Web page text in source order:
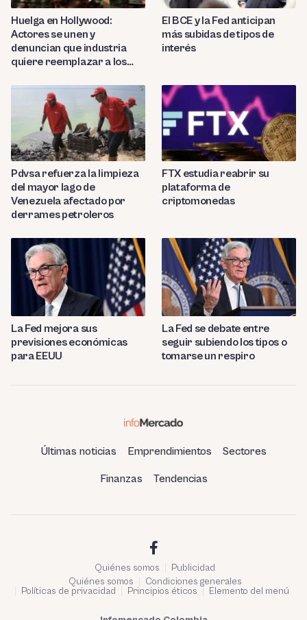
Huelga en Hollywood:
Actores se unen y
denuncian que industria
quiere reemplazar a los
El BCE y la Fed anticipan
más subidas de tipos de
interés
Pdvsa refuerza la limpieza
del mayor lago de
Venezuela afectado por
derrames petroleros
FTX estudia reabrir su
plataforma de
criptomonedas
La Fed mejora sus
previsiones económicas
para EEUU
La Fed se debate entre
seguir subiendo los tipos o
tomarse un respiro
Últimas noticias Emprendimientos Sectores
Finanzas Tendencias
Quiénes somos
Publicidad
Quiénes somos
Condiciones generales
Políticas de privacidad
Principios éticos Elemento del menú